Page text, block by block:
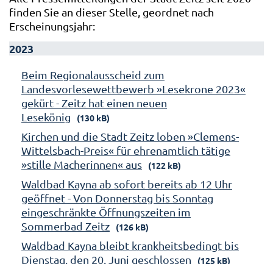
finden Sie an dieser Stelle, geordnet nach
Erscheinungsjahr:
2023
Beim Regionalausscheid zum
Landesvorlesewettbewerb »Lesekrone 2023«
gekürt - Zeitz hat einen neuen
Lesekönig
(130 kB)
Kirchen und die Stadt Zeitz loben »Clemens-
Wittelsbach-Preis« für ehrenamtlich tätige
»stille Macherinnen« aus
(122 kB)
Waldbad Kayna ab sofort bereits ab 12 Uhr
geöffnet - Von Donnerstag bis Sonntag
eingeschränkte Öffnungszeiten im
Sommerbad Zeitz
(126 kB)
Waldbad Kayna bleibt krankheitsbedingt bis
Dienstag, den 20. Juni geschlossen
(125 kB)